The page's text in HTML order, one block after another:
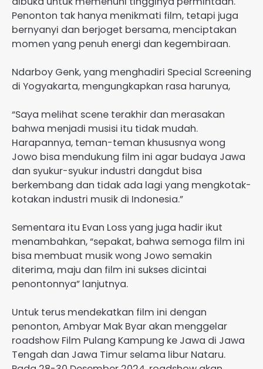
Penonton tak hanya menikmati film, tetapi juga
bernyanyi dan berjoget bersama, menciptakan
momen yang penuh energi dan kegembiraan.
Ndarboy Genk, yang menghadiri Special Screening
di Yogyakarta, mengungkapkan rasa harunya,
“Saya melihat scene terakhir dan merasakan
bahwa menjadi musisi itu tidak mudah.
Harapannya, teman-teman khususnya wong
Jowo bisa mendukung film ini agar budaya Jawa
dan syukur-syukur industri dangdut bisa
berkembang dan tidak ada lagi yang mengkotak-
kotakan industri musik di Indonesia.”
Sementara itu Evan Loss yang juga hadir ikut
menambahkan, “sepakat, bahwa semoga film ini
bisa membuat musik wong Jowo semakin
diterima, maju dan film ini sukses dicintai
penontonnya” lanjutnya.
Untuk terus mendekatkan film ini dengan
penonton, Ambyar Mak Byar akan menggelar
roadshow Film Pulang Kampung ke Jawa di Jawa
Tengah dan Jawa Timur selama libur Nataru.